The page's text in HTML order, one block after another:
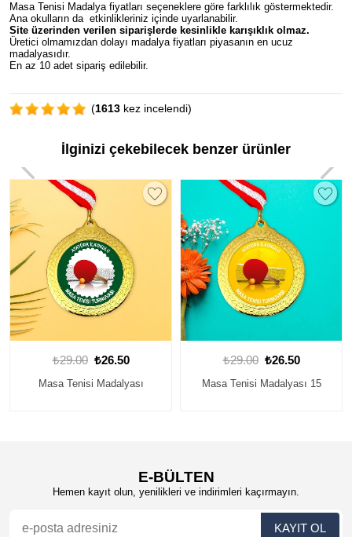
Masa Tenisi Madalya fiyatları seçeneklere göre farklılık göstermektedir.
Ana okulların da etkinlikleriniz içinde uyarlanabilir.
Site üzerinden verilen siparişlerde kesinlikle karışıklık olmaz.
Üretici olmamızdan dolayı madalya fiyatları piyasanın en ucuz
madalyasıdır.
En az 10 adet sipariş edilebilir.
(1613 kez incelendi)
İlginizi çekebilecek benzer ürünler
₺29.00 ₺26.50
Masa Tenisi Madalyası 15
₺29.00 ₺26.50
Kişiye Özel Masa Tenisi
E-BÜLTEN
Hemen kayıt olun, yenilikleri ve indirimleri kaçırmayın.